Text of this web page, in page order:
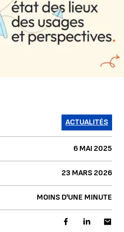
ACTUALITÉS
6 MAI 2025
23 MARS 2026
MOINS D'UNE MINUTE